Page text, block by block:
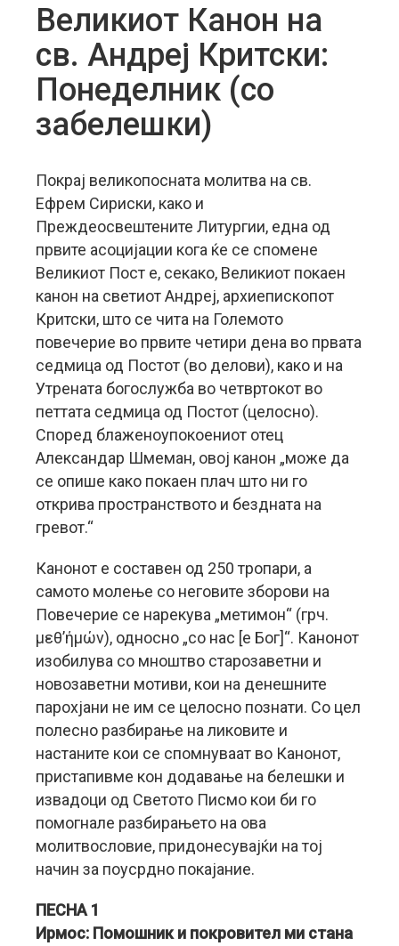
Великиот Канон на
св. Андреј Критски:
Понеделник (со
забелешки)
Покрај великопосната молитва на св.
Ефрем Сириски, како и
Преждеосвештените Литургии, една од
првите асоцијации кога ќе се спомене
Великиот Пост е, секако, Великиот покаен
канон на светиот Андреј, архиепископот
Критски, што се чита на Големото
повечерие во првите четири дена во првата
седмица од Постот (во делови), како и на
Утрената богослужба во четвртокот во
петтата седмица од Постот (целосно).
Според блаженоупокоениот отец
Александар Шмеман, овој канон „може да
се опише како покаен плач што ни го
открива пространството и бездната на
гревот.“
Канонот е составен од 250 тропари, а
самото молење со неговите зборови на
Повечерие се нарекува „метимон“ (грч.
μεθ’ήμών), односно „со нас [е Бог]“. Канонот
изобилува со мноштво старозаветни и
новозаветни мотиви, кои на денешните
парохјани не им се целосно познати. Со цел
полесно разбирање на ликовите и
настаните кои се спомнуваат во Канонот,
пристапивме кон додавање на белешки и
извадоци од Светото Писмо кои би го
помогнале разбирањето на ова
молитвословие, придонесувајќи на тој
начин за поусрдно покајание.
ПЕСНА 1
Ирмос: Помошник и покровител ми стана